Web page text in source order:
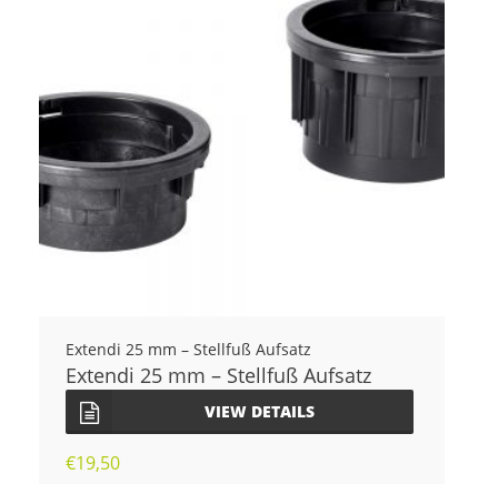
Extendi 25 mm – Stellfuß Aufsatz
Extendi 25 mm – Stellfuß Aufsatz
VIEW DETAILS
€19,50